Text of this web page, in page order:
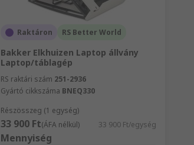
Raktáron RS Better World
Bakker Elkhuizen Laptop állvány
Laptop/táblagép
RS raktári szám 251-2936
Gyártó cikkszáma BNEQ330
Részösszeg (1 egység)
33 900 Ft(ÁFA nélkül) 33 900 Ft/egység
Mennyiség